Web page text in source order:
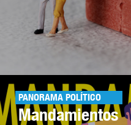
PANORAMA POLÍTICO
Mandamientos